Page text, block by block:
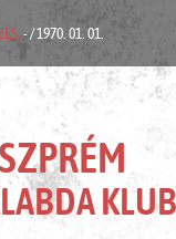
- / 1970. 01. 01.
KLUB